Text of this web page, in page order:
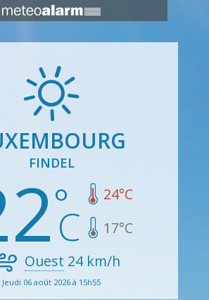
FINDEL
24°C
17°C
Ouest 24 km/h
Jeudi 06 août 2026 à 15h55